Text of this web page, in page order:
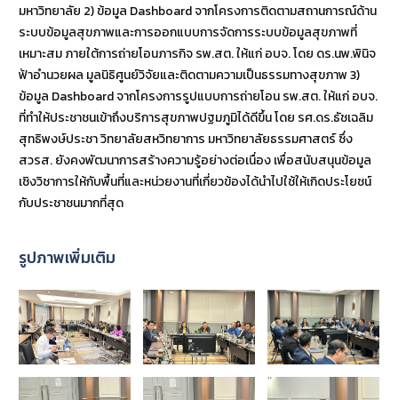
มหาวิทยาลัย 2) ข้อมูล Dashboard จากโครงการติดตามสถานการณ์ด้าน
ระบบข้อมูลสุขภาพและการออกแบบการจัดการระบบข้อมูลสุขภาพที่
เหมาะสม ภายใต้การถ่ายโอนภารกิจ รพ.สต. ให้แก่ อบจ. โดย ดร.นพ.พินิจ
ฟ้าอำนวยผล มูลนิธิศูนย์วิจัยและติดตามความเป็นธรรมทางสุขภาพ 3)
ข้อมูล Dashboard จากโครงการรูปแบบการถ่ายโอน รพ.สต. ให้แก่ อบจ.
ที่ทำให้ประชาชนเข้าถึงบริการสุขภาพปฐมภูมิได้ดีขึ้น โดย รศ.ดร.ธัชเฉลิม
สุทธิพงษ์ประชา วิทยาลัยสหวิทยาการ มหาวิทยาลัยธรรมศาสตร์ ซึ่ง
สวรส. ยังคงพัฒนาการสร้างความรู้อย่างต่อเนื่อง เพื่อสนับสนุนข้อมูล
เชิงวิชาการให้กับพื้นที่และหน่วยงานที่เกี่ยวข้องได้นำไปใช้ให้เกิดประโยชน์
กับประชาชนมากที่สุด
รูปภาพเพิ่มเติม